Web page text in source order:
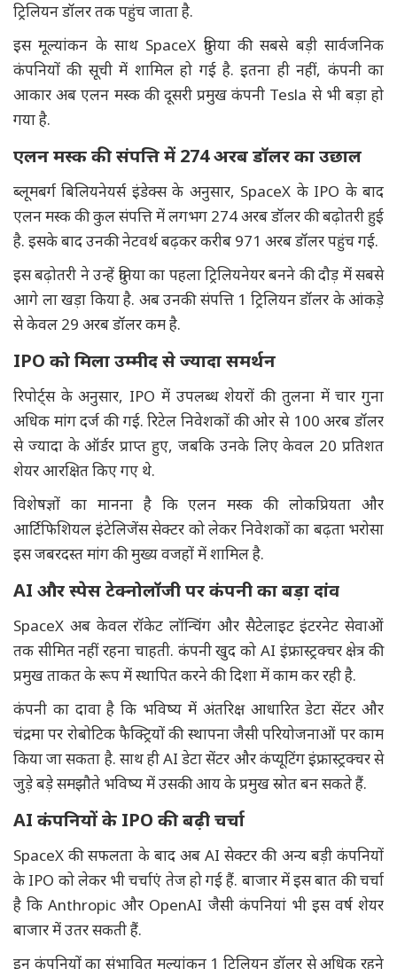
ट्रिलियन डॉलर तक पहुंच जाता है.
इस मूल्यांकन के साथ SpaceX दुनिया की सबसे बड़ी सार्वजनिक
कंपनियों की सूची में शामिल हो गई है. इतना ही नहीं, कंपनी का
आकार अब एलन मस्क की दूसरी प्रमुख कंपनी Tesla से भी बड़ा हो
गया है.
एलन मस्क की संपत्ति में 274 अरब डॉलर का उछाल
ब्लूमबर्ग बिलियनेयर्स इंडेक्स के अनुसार, SpaceX के IPO के बाद
एलन मस्क की कुल संपत्ति में लगभग 274 अरब डॉलर की बढ़ोतरी हुई
है. इसके बाद उनकी नेटवर्थ बढ़कर करीब 971 अरब डॉलर पहुंच गई.
इस बढ़ोतरी ने उन्हें दुनिया का पहला ट्रिलियनेयर बनने की दौड़ में सबसे
आगे ला खड़ा किया है. अब उनकी संपत्ति 1 ट्रिलियन डॉलर के आंकड़े
से केवल 29 अरब डॉलर कम है.
IPO को मिला उम्मीद से ज्यादा समर्थन
रिपोर्ट्स के अनुसार, IPO में उपलब्ध शेयरों की तुलना में चार गुना
अधिक मांग दर्ज की गई. रिटेल निवेशकों की ओर से 100 अरब डॉलर
से ज्यादा के ऑर्डर प्राप्त हुए, जबकि उनके लिए केवल 20 प्रतिशत
शेयर आरक्षित किए गए थे.
विशेषज्ञों का मानना है कि एलन मस्क की लोकप्रियता और
आर्टिफिशियल इंटेलिजेंस सेक्टर को लेकर निवेशकों का बढ़ता भरोसा
इस जबरदस्त मांग की मुख्य वजहों में शामिल है.
AI और स्पेस टेक्नोलॉजी पर कंपनी का बड़ा दांव
SpaceX अब केवल रॉकेट लॉन्चिंग और सैटेलाइट इंटरनेट सेवाओं
तक सीमित नहीं रहना चाहती. कंपनी खुद को AI इंफ्रास्ट्रक्चर क्षेत्र की
प्रमुख ताकत के रूप में स्थापित करने की दिशा में काम कर रही है.
कंपनी का दावा है कि भविष्य में अंतरिक्ष आधारित डेटा सेंटर और
चंद्रमा पर रोबोटिक फैक्ट्रियों की स्थापना जैसी परियोजनाओं पर काम
किया जा सकता है. साथ ही AI डेटा सेंटर और कंप्यूटिंग इंफ्रास्ट्रक्चर से
जुड़े बड़े समझौते भविष्य में उसकी आय के प्रमुख स्रोत बन सकते हैं.
AI कंपनियों के IPO की बढ़ी चर्चा
SpaceX की सफलता के बाद अब AI सेक्टर की अन्य बड़ी कंपनियों
के IPO को लेकर भी चर्चाएं तेज हो गई हैं. बाजार में इस बात की चर्चा
है कि Anthropic और OpenAI जैसी कंपनियां भी इस वर्ष शेयर
बाजार में उतर सकती हैं.
इन कंपनियों का संभावित मूल्यांकन 1 ट्रिलियन डॉलर से अधिक रहने